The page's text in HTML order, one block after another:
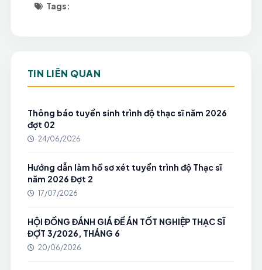
Tags:
TIN LIÊN QUAN
Thông báo tuyển sinh trình độ thạc sĩ năm 2026
đợt 02
24/06/2026
Hướng dẫn làm hồ sơ xét tuyển trình độ Thạc sĩ
năm 2026 Đợt 2
17/07/2026
HỘI ĐỒNG ĐÁNH GIÁ ĐỀ ÁN TỐT NGHIỆP THẠC SĨ
ĐỢT 3/2026, THÁNG 6
20/06/2026